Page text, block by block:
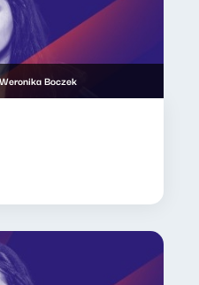
Boczek